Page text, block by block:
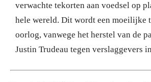
verwachte tekorten aan voedsel op
hele wereld. Dit wordt een moeilijke
oorlog, vanwege het herstel van de
Justin Trudeau tegen verslaggevers